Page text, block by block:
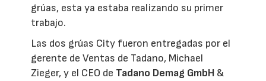
grúas, esta ya estaba realizando su primer
trabajo.
Las dos grúas City fueron entregadas por el
gerente de Ventas de Tadano, Michael
Zieger, y el CEO de Tadano Demag GmbH &